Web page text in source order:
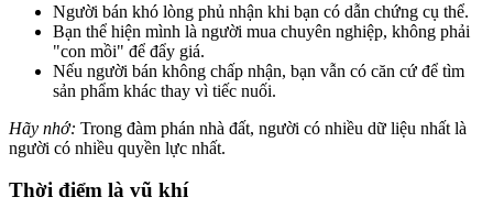
Người bán khó lòng phủ nhận khi bạn có dẫn chứng cụ thể.
Bạn thể hiện mình là người mua chuyên nghiệp, không phải
"con mồi" để đẩy giá.
Nếu người bán không chấp nhận, bạn vẫn có căn cứ để tìm
sản phẩm khác thay vì tiếc nuối.
Hãy nhớ: Trong đàm phán nhà đất, người có nhiều dữ liệu nhất là
người có nhiều quyền lực nhất.
Thời điểm là vũ khí